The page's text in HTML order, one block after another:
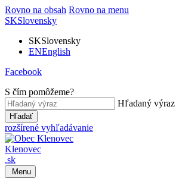
Rovno na obsah Rovno na menu
SKSlovensky
SKSlovensky
ENEnglish
Facebook
S čím pomôžeme?
Hľadaný výraz
Hľadať
rozšírené vyhľadávanie
Klenovec
.sk
Menu